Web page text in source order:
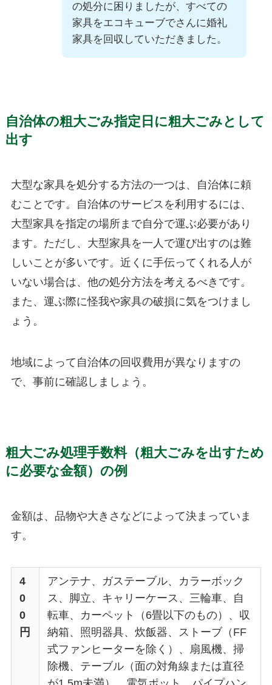
の処分に困りましたが、すべての
家具をエコキューブでさんに婚礼
家具を回収していただきました。
自治体の粗大ごみ指定日に粗大ごみとして
出す
大型な家具を処分する方法の一つは、自治体に頼
むことです。自治体のサービスを利用するには、
大型家具を指定の場所まで自分で運ぶ必要があり
ます。ただし、大型家具を一人で運び出すのは難
しいことが多いです。近くに手伝ってくれる人が
いない場合は、他の処分方法を考えるべきです。
また、運ぶ際に怪我や家具の破損に気をつけまし
ょう。
地域によって自治体の回収費用が異なりますの
で、事前に確認しましょう。
粗大ごみ処理手数料（粗大ごみを出すため
に必要な金額）の例
金額は、品物や大きさなどによって決まっていま
す。
4
0
0
円
アンテナ、ガステーブル、カラーボック
ス、脚立、キャリーケース、三輪車、自
転車、カーペット（6畳以下のもの）、収
納箱、照明器具、炊飯器、ストーブ（FF
式ファンヒーターを除く）、扇風機、掃
除機、テーブル（面の対角線または直径